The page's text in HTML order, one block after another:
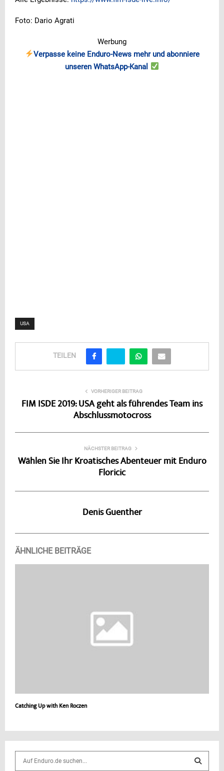
Foto: Dario Agrati
Werbung
Verpasse keine Enduro-News mehr und abonniere
unseren WhatsApp-Kanal
USA
TEILEN
VORHERIGER BEITRAG
FIM ISDE 2019: USA geht als führendes Team ins
Abschlussmotocross
NÄCHSTER BEITRAG
Wählen Sie Ihr Kroatisches Abenteuer mit Enduro
Floricic
Denis Guenther
ÄHNLICHE BEITRÄGE
Catching Up with Ken Roczen